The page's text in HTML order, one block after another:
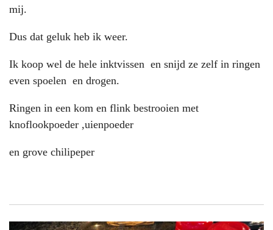
mij.
Dus dat geluk heb ik weer.
Ik koop wel de hele inktvissen en snijd ze zelf in ringen
even spoelen en drogen.
Ringen in een kom en flink bestrooien met
knoflookpoeder ,uienpoeder
en grove chilipeper